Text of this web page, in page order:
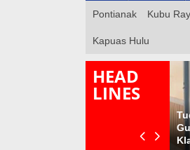
Pontianak Kubu
Kapuas Hulu
HEAD
LINES
MERITOKRASI DAN